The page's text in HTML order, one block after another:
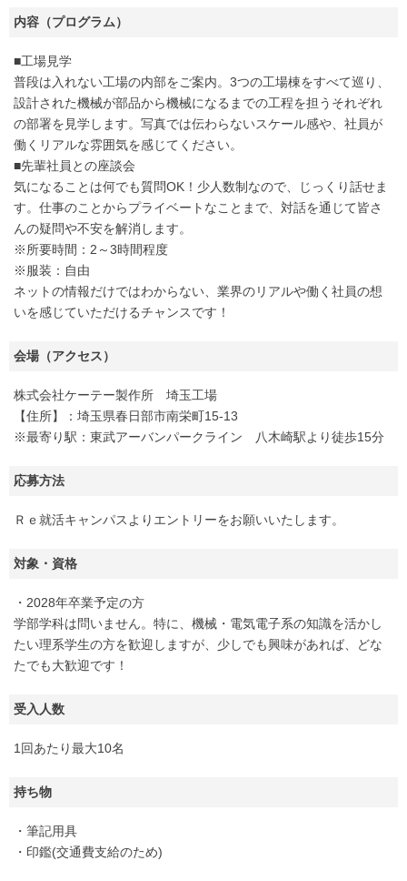
内容（プログラム）
■工場見学
普段は入れない工場の内部をご案内。3つの工場棟をすべて巡り、
設計された機械が部品から機械になるまでの工程を担うそれぞれ
の部署を見学します。写真では伝わらないスケール感や、社員が
働くリアルな雰囲気を感じてください。
■先輩社員との座談会
気になることは何でも質問OK！少人数制なので、じっくり話せま
す。仕事のことからプライベートなことまで、対話を通じて皆さ
んの疑問や不安を解消します。
※所要時間：2～3時間程度
※服装：自由
ネットの情報だけではわからない、業界のリアルや働く社員の想
いを感じていただけるチャンスです！
会場（アクセス）
株式会社ケーテー製作所 埼玉工場
【住所】：埼玉県春日部市南栄町15-13
※最寄り駅：東武アーバンパークライン 八木崎駅より徒歩15分
応募方法
Ｒｅ就活キャンパスよりエントリーをお願いいたします。
対象・資格
・2028年卒業予定の方
学部学科は問いません。特に、機械・電気電子系の知識を活かし
たい理系学生の方を歓迎しますが、少しでも興味があれば、どな
たでも大歓迎です！
受入人数
1回あたり最大10名
持ち物
・筆記用具
・印鑑(交通費支給のため)